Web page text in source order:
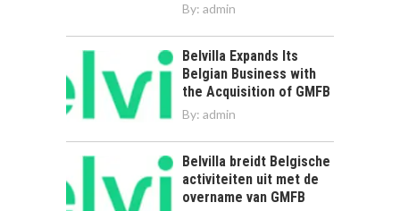
By: admin
Belvilla Expands Its
Belgian Business with
the Acquisition of GMFB
By: admin
Belvilla breidt Belgische
activiteiten uit met de
overname van GMFB